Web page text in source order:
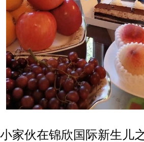
小家伙在锦欣国际新生儿